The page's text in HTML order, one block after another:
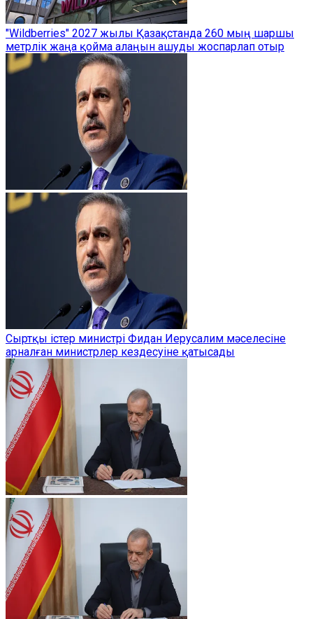
"Wildberries" 2027 жылы Қазақстанда 260 мың шаршы
метрлік жаңа қойма алаңын ашуды жоспарлап отыр
Сыртқы істер министрі Фидан Иерусалим мәселесіне
арналған министрлер кездесуіне қатысады